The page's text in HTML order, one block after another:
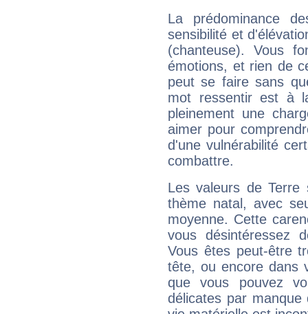
La prédominance
sensibilité et
(chanteuse). Vous
émotions, et rien de
peut se faire sans
mot ressentir est à
pleinement une
aimer pour
d'une vulnérabilité
combattre.
Les valeurs de Terre
thème natal, avec
moyenne. Cette
vous désintéressez
Vous êtes peut-être
tête, ou encore dans
que vous pouvez
délicates par